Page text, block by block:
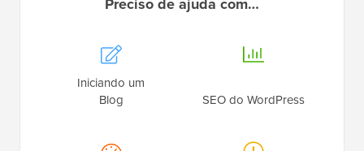
Iniciando um
Blog
SEO do WordPress